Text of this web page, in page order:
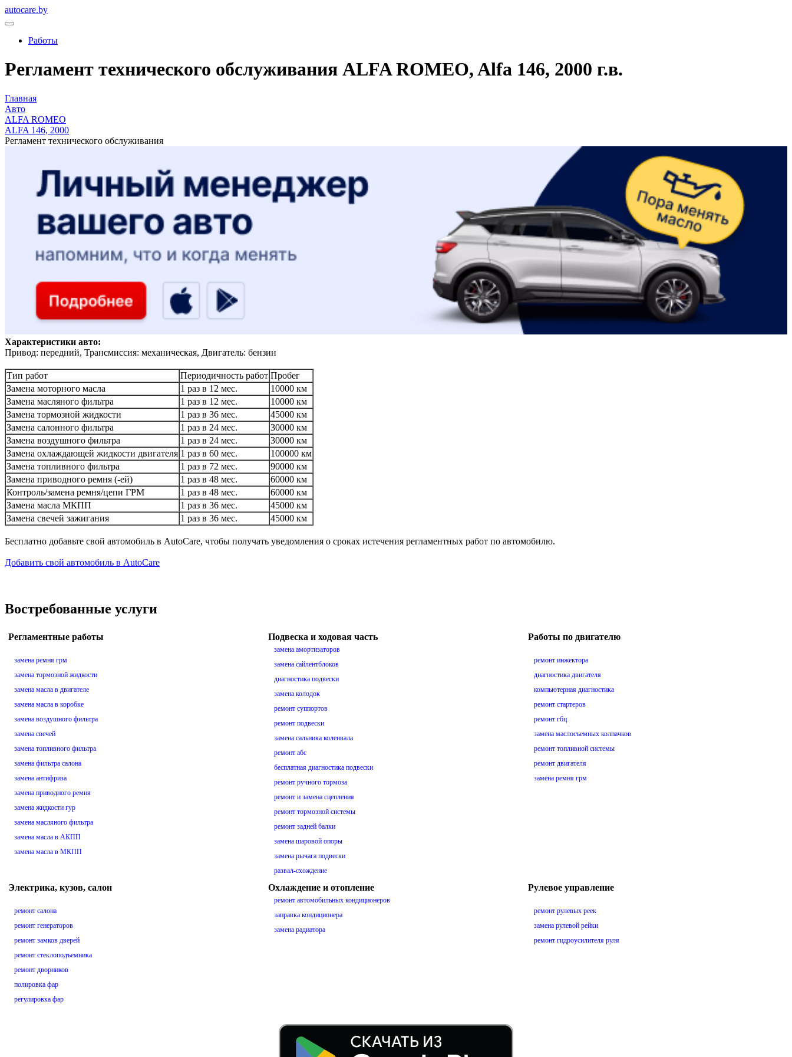
autocare.by
Работы
Регламент технического обслуживания ALFA ROMEO, Alfa 146, 2000 г.в.
Главная
Авто
ALFA ROMEO
ALFA 146, 2000
Регламент технического обслуживания
Характеристики авто:
Привод: передний, Трансмиссия: механическая, Двигатель: бензин
Тип работ Периодичность работ Пробег
Замена моторного масла
1 раз в 12 мес.
10000 км
Замена масляного фильтра
1 раз в 12 мес.
10000 км
Замена тормозной жидкости
1 раз в 36 мес.
45000 км
Замена салонного фильтра
1 раз в 24 мес.
30000 км
Замена воздушного фильтра
1 раз в 24 мес.
30000 км
Замена охлаждающей жидкости двигателя 1 раз в 60 мес.
100000 км
Замена топливного фильтра
1 раз в 72 мес.
90000 км
Замена приводного ремня (-ей)
1 раз в 48 мес.
60000 км
Контроль/замена ремня/цепи ГРМ
1 раз в 48 мес.
60000 км
Замена масла МКПП
1 раз в 36 мес.
45000 км
Замена свечей зажигания
1 раз в 36 мес. 45000 км
Бесплатно добавьте свой автомобиль в AutoCare, чтобы получать уведомления о сроках истечения регламентных работ по автомобилю.
Добавить свой автомобиль в AutoCare
Востребованные услуги
Регламентные работы
замена ремня грм
замена тормозной жидкости
замена масла в двигателе
замена масла в коробке
замена воздушного фильтра
замена свечей
замена топливного фильтра
замена фильтра салона
замена антифриза
замена приводного ремня
замена жидкости гур
замена масляного фильтра
замена масла в АКПП
замена масла в МКПП
Подвеска и ходовая часть
замена амортизаторов
замена сайлентблоков
диагностика подвески
замена колодок
ремонт суппортов
ремонт подвески
замена сальника коленвала
ремонт абс
бесплатная диагностика подвески
ремонт ручного тормоза
ремонт и замена сцепления
ремонт тормозной системы
ремонт задней балки
замена шаровой опоры
замена рычага подвески
развал-схождение
Работы по двигателю
ремонт инжектора
диагностика двигателя
компьютерная диагностика
ремонт стартеров
ремонт гбц
замена маслосъемных колпачков
ремонт топливной системы
ремонт двигателя
замена ремня грм
Электрика, кузов, салон
ремонт салона
ремонт генераторов
ремонт замков дверей
ремонт стеклоподъемника
ремонт дворников
полировка фар
регулировка фар
Охлаждение и отопление
ремонт автомобильных кондиционеров
заправка кондиционера
замена радиатора
Рулевое управление
ремонт рулевых реек
замена рулевой рейки
ремонт гидроусилителя руля